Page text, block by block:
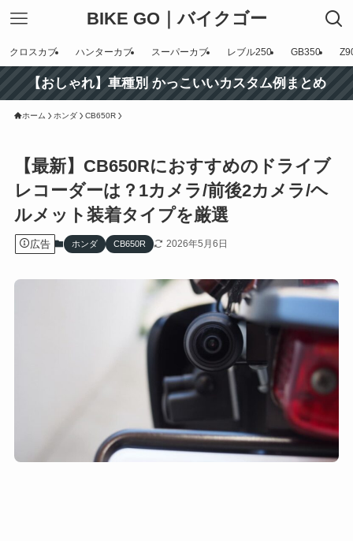
BIKE GO｜バイクゴー
クロスカブ ハンターカブ スーパーカブ レブル250 GB350
【おしゃれ】車種別 かっこいいカスタム例まとめ
ホーム ホンダ CB650R
【最新】CB650Rにおすすめのドライブ
レコーダーは？1カメラ/前後2カメラ/ヘ
ルメット装着タイプを厳選
広告 ホンダ CB650R 2026年5月6日